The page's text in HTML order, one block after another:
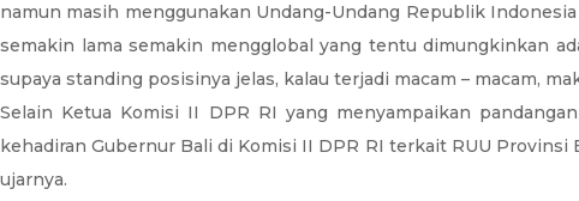
namun masih menggunakan Undang-Undang Republik
semakin lama semakin mengglobal yang tentu dimungkinkan
supaya standing posisinya jelas, kalau terjadi macam – macam,
Selain Ketua Komisi II DPR RI yang menyampaikan
kehadiran Gubernur Bali di Komisi II DPR RI terkait RUU
ujarnya.